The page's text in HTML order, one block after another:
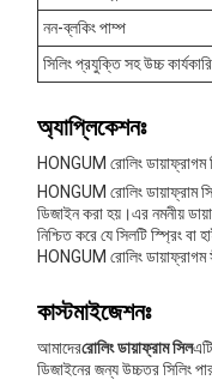
নন-ব্লকিং পাম্প
সিলিং প্রযুক্তি সহ উচ্চ
অ্যাপ্লিকেশনঃ
HONGUM রোলিং ডায়াফ্রাগম
HONGUM রোলিং ডায়াফ্রাম
ডিজাইন করা হয়।এর নমনীয়
নিশ্চিত করে যে সিলটি স্প্রিং
HONGUM রোলিং
কাস্টমাইজেশনঃ
আমাদেররোলিং ডায়াফ্রাম সিল
ডিজাইনের জন্য উচ্চতর সিলিং